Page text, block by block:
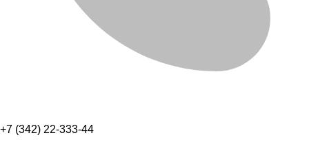
+7 (342) 22-333-44